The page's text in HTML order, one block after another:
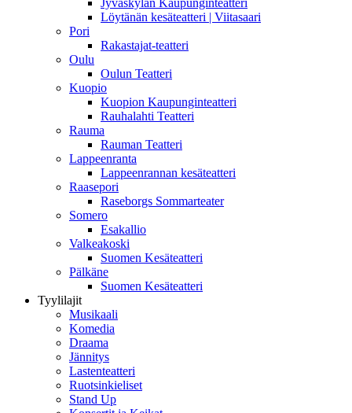
Jyväskylän Kaupunginteatteri
Löytänän kesäteatteri | Viitasaari
Pori
Rakastajat-teatteri
Oulu
Oulun Teatteri
Kuopio
Kuopion Kaupunginteatteri
Rauhalahti Teatteri
Rauma
Rauman Teatteri
Lappeenranta
Lappeenrannan kesäteatteri
Raasepori
Raseborgs Sommarteater
Somero
Esakallio
Valkeakoski
Suomen Kesäteatteri
Pälkäne
Suomen Kesäteatteri
Tyylilajit
Musikaali
Komedia
Draama
Jännitys
Lastenteatteri
Ruotsinkieliset
Stand Up